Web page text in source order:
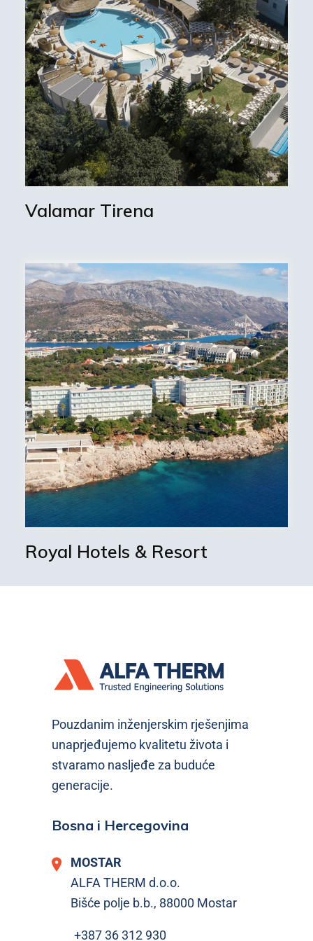
Valamar Tirena
Royal Hotels & Resort
Pouzdanim inženjerskim rješenjima
unaprjeđujemo kvalitetu života i
stvaramo nasljeđe za buduće
generacije.
Bosna i Hercegovina
MOSTAR
ALFA THERM d.o.o.
Bišće polje b.b., 88000 Mostar
+387 36 312 930